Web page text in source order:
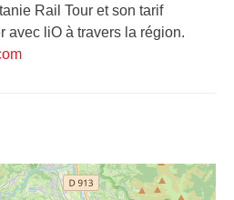
Rail Tour et son tarif
avec liO à travers la région.